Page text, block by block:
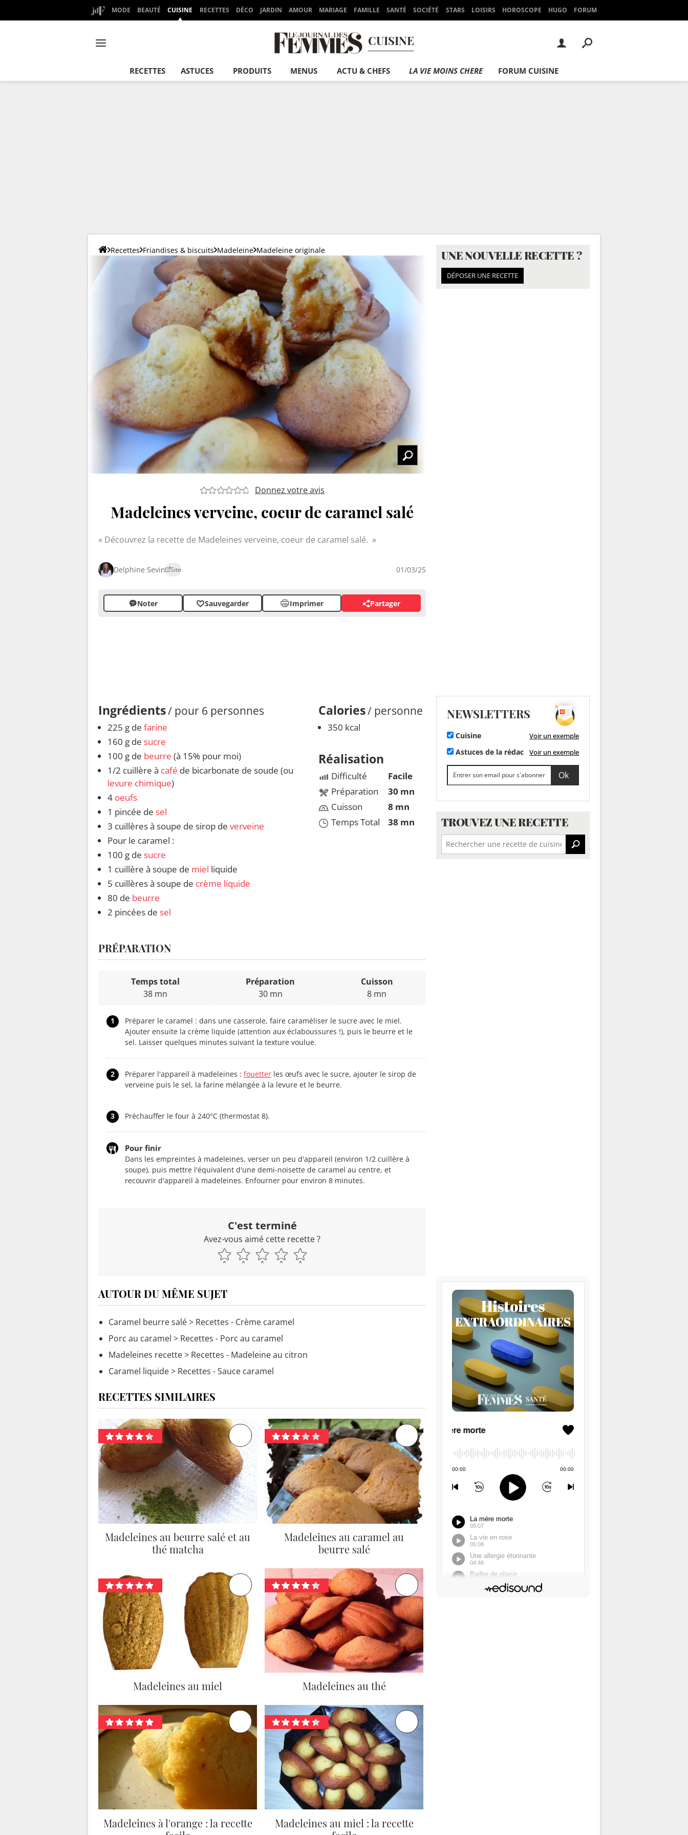
MODE BEAUTÉ CUISINE RECETTES DÉCO JARDIN AMOUR MARIAGE FAMILLE SANTÉ SOCIÉTÉ STARS LOISIRS HOROSCOPE HUGO FORUM
CUISINE
RECETTES ASTUCES PRODUITS MENUS ACTU & CHEFS LA VIE MOINS CHERE FORUM CUISINE
Recettes Friandises & biscuits Madeleine Madeleine originale
Donnez votre avis
Madeleines verveine, coeur de caramel salé
Découvrez la recette de Madeleines verveine, coeur de caramel salé.
Delphine Sevin Site 01/03/25
Noter Sauvegarder Imprimer Partager
Ingrédients/ pour 6 personnes
225 g de farine
160 g de sucre
100 g de beurre (à 15% pour moi)
1/2 cuillère à café de bicarbonate de soude (ou
levure chimique)
4 oeufs
1 pincée de sel
3 cuillères à soupe de sirop de verveine
Pour le caramel :
100 g de sucre
1 cuillère à soupe de miel liquide
5 cuillères à soupe de crème liquide
80 de beurre
2 pincées de sel
Calories/ personne
350 kcal
Réalisation
Difficulté
Préparation
Cuisson
Temps Total
Facile
30 mn
8 mn
38 mn
PRÉPARATION
Temps total
38 mn
Préparation
30 mn
Cuisson
8 mn
1
Préparer le caramel : dans une casserole, faire caraméliser le sucre avec le miel.
Ajouter ensuite la crème liquide (attention aux éclaboussures !), puis le beurre et le
sel. Laisser quelques minutes suivant la texture voulue.
2 Préparer l'appareil à madeleines : fouetter les œufs avec le sucre, ajouter le sirop de
verveine puis le sel, la farine mélangée à la levure et le beurre.
3 Préchauffer le four à 240°C (thermostat 8).
Pour finir
Dans les empreintes à madeleines, verser un peu d'appareil (environ 1/2 cuillère à
soupe), puis mettre l'équivalent d'une demi-noisette de caramel au centre, et
recouvrir d'appareil à madeleines. Enfourner pour environ 8 minutes.
C'est terminé
Avez-vous aimé cette recette ?
AUTOUR DU MÊME SUJET
Caramel beurre salé> Recettes - Crème caramel
Porc au caramel > Recettes - Porc au caramel
Madeleines recette> Recettes - Madeleine au citron
Caramel liquide> Recettes - Sauce caramel
RECETTES SIMILAIRES
Madeleines au beurre salé et au
thé matcha
Madeleines au caramel au
beurre salé
Madeleines au miel Madeleines au thé
Madeleines à l'orange : la recette
Madeleines au miel : la recette
UNE NOUVELLE RECETTE ?
DÉPOSER UNE RECETTE
NEWSLETTERS
Cuisine Voir un exemple
Astuces de la rédac Voir un exemple
TROUVEZ UNE RECETTE